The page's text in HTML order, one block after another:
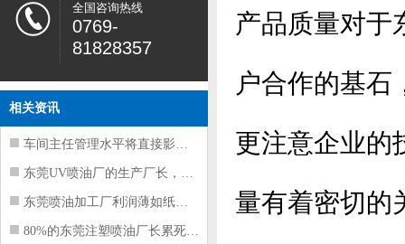
全国咨询热线
0769-
81828357
相关资讯
车间主任管理水平将直接影响东莞注塑件
东莞UV喷油厂的生产厂长，到底在给工
东莞喷油加工厂利润薄如纸？这四项基本
80%的东莞注塑喷油厂长累死累活，利
产品质量对于
户合作的基
更注意企业的
量有着密切的